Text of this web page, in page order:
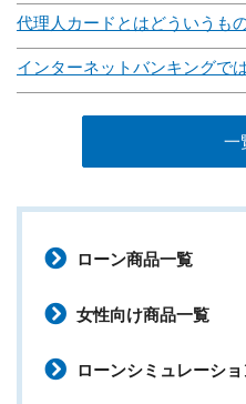
代理人カードとはどういうも
インターネットバンキングで
一
ローン商品一覧
女性向け商品一覧
ローンシミュレーショ